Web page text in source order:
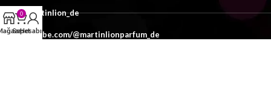
x/martinlion_de
youtube.com/@martinlionparfum_de
0
Sepet
Hesabım